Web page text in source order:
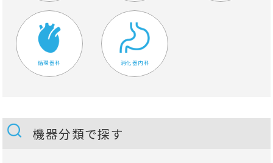
循環器科 消化器内科
機器分類で探す